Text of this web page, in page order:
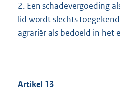
2. Een schadevergoeding
lid wordt slechts
agrariër als bedoeld in het
Artikel 13